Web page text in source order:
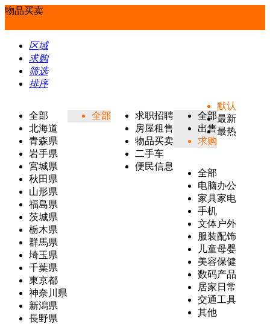
物品买卖
区域
求购
筛选
排序
全部
北海道
青森県
岩手県
宮城県
秋田県
山形県
福島県
茨城県
栃木県
群馬県
埼玉県
千葉県
東京都
神奈川県
新潟県
長野県
全部
求职招聘
房屋租售
物品买卖
二手车
便民信息
全部
出售
求购
全部
电脑办公
家具家电
手机
文体户外
服装配饰
儿童母婴
美容保健
数码产品
居家日常
交通工具
其他
默认
最新
最热